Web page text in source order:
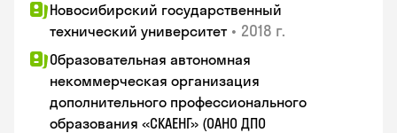
Новосибирский государственный
технический университет • 2018 г.
Образовательная автономная
некоммерческая организация
дополнительного профессионального
образования «СКАЕНГ» (ОАНО ДПО